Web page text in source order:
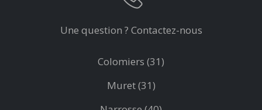
Une question ? Contactez-nous
Colomiers (31)
Muret (31)